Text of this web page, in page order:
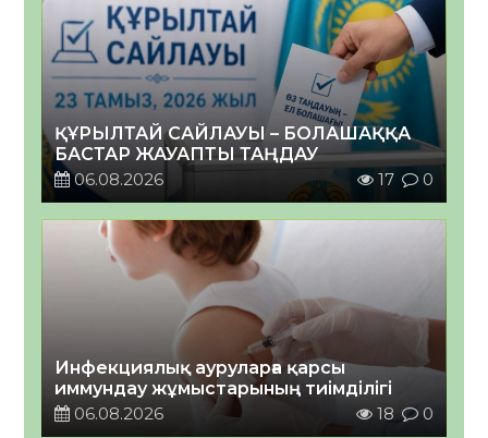
ҚҰРЫЛТАЙ САЙЛАУЫ – БОЛАШАҚҚА
БАСТАР ЖАУАПТЫ ТАҢДАУ
06.08.2026
17 0
Инфекциялық ауруларға қарсы
иммундау жұмыстарының тиімділігі
06.08.2026
18 0